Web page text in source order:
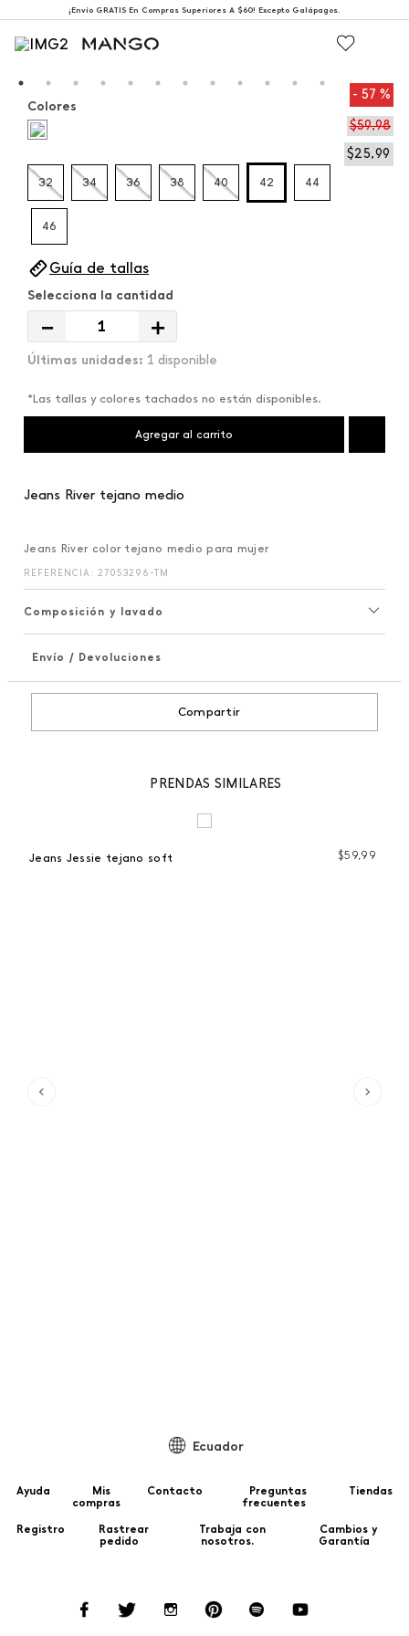
¡Envío GRATIS En Compras Superiores A $60! Excepto Galápagos.
57 %
$59,98
$25,99
Colores
32 34 36 38 40 42 44
46
Guía de tallas
＋
－
1 disponible
*Las tallas y colores tachados no están disponibles.
Agregar al carrito
Jeans River tejano medio
Jeans River color tejano medio para mujer
REFERENCIA : 27053296-TM
Composición y lavado
Envío / Devoluciones
Compartir
PRENDAS SIMILARES
Jeans Jessie tejano soft $59,99
Ecuador
Ayuda
Mis
compras
Contacto
Preguntas
frecuentes
Tiendas
Registro
Rastrear
pedido
Trabaja con
nosotros.
Cambios y
Garantía